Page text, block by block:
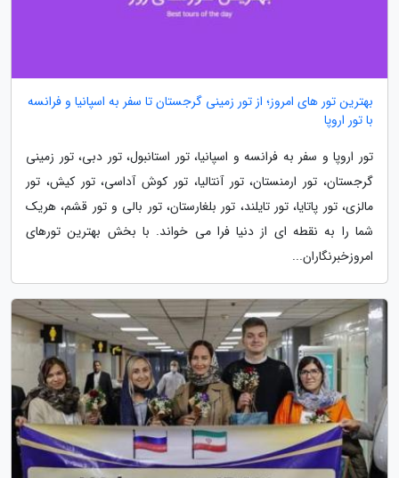
بهترین تور های امروز؛ از تور زمینی گرجستان تا سفر به اسپانیا و فرانسه
با تور اروپا
تور اروپا و سفر به فرانسه و اسپانیا، تور استانبول، تور دبی، تور زمینی
گرجستان، تور ارمنستان، تور آنتالیا، تور کوش آداسی، تور کیش، تور
مالزی، تور پاتایا، تور تایلند، تور بلغارستان، تور بالی و تور قشم، هریک
شما را به نقطه ای از دنیا فرا می خواند. با بخش بهترین تورهای
امروزخبرنگاران...